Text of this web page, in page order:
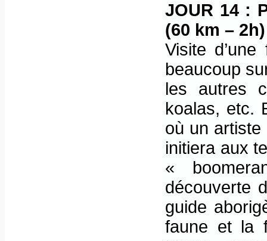
JOUR 14 :
(60 km – 2h)
Visite
beaucoup
les autres
koalas, etc.
où un artiste
initiera aux
«
découverte
guide
faune et la